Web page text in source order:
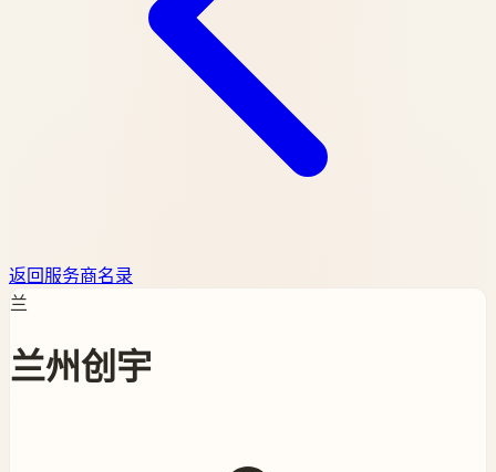
返回服务商名录
兰
兰州创宇